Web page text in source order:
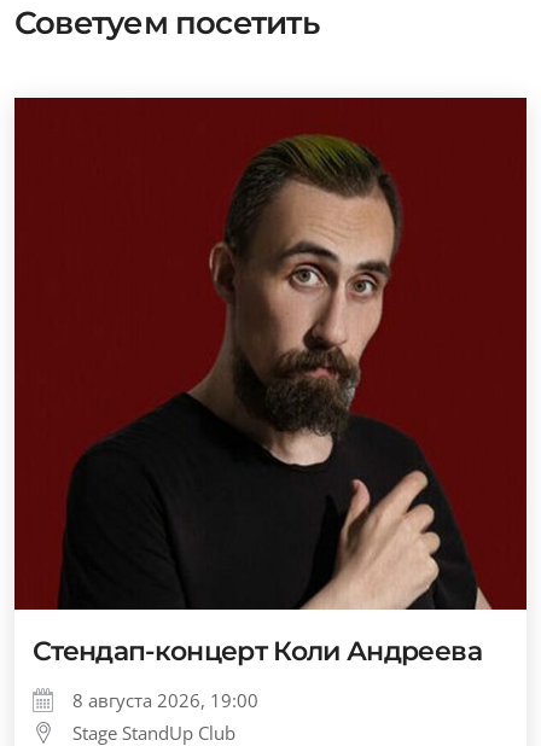
Советуем посетить
Стендап-концерт Коли Андреева
8 августа 2026, 19:00
Stage StandUp Club